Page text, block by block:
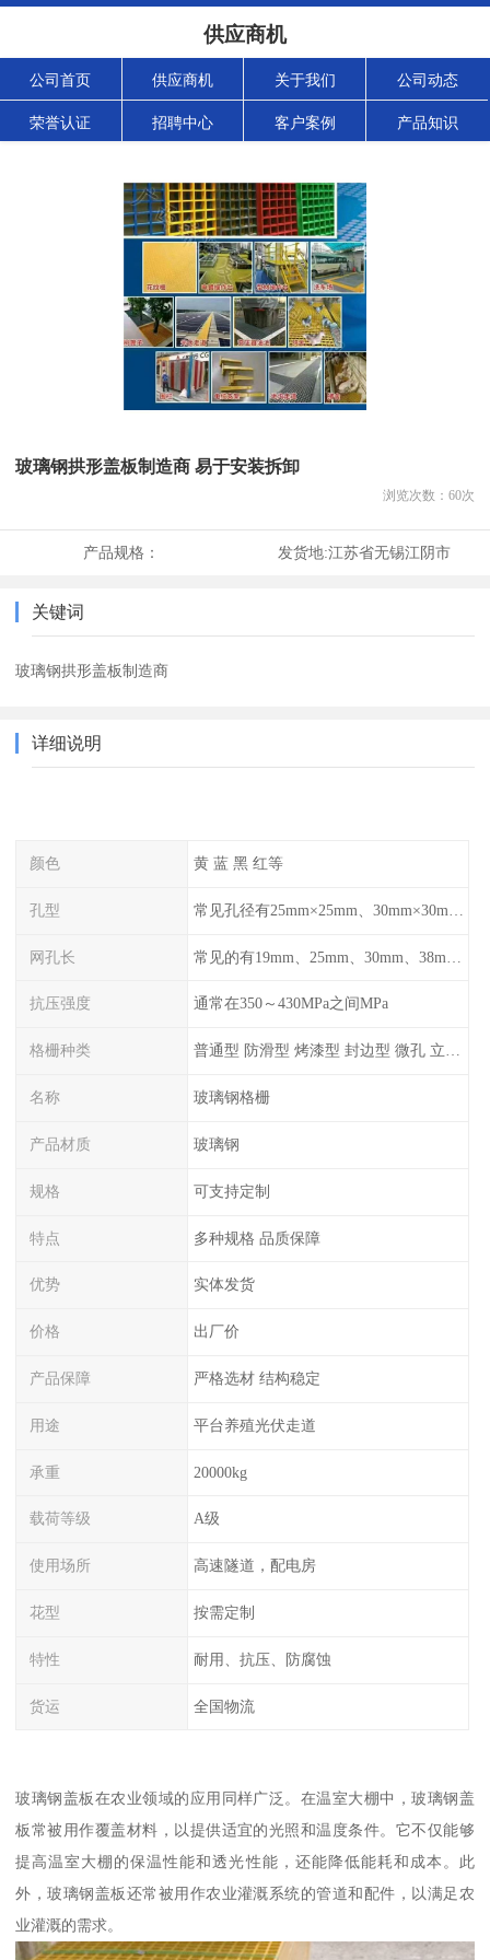
供应商机
公司首页 供应商机 关于我们 公司动态
荣誉认证 招聘中心 客户案例 产品知识
玻璃钢拱形盖板制造商 易于安装拆卸
浏览次数： 60次
产品规格： 发货地:江苏省无锡江阴市
关键词
玻璃钢拱形盖板制造商
详细说明
颜色 黄 蓝 黑 红等
孔型
网孔长
抗压强度 通常在350～430MPa之间MPa
格栅种类 普通型 防滑型 ‌烤漆型 封边型 ‌微孔 立体 加砂覆面型 平面型
名称 玻璃钢格栅
产品材质 玻璃钢
规格 可支持定制
特点 多种规格 品质保障
优势 实体发货
价格 出厂价
产品保障 严格选材 结构稳定
用途 平台养殖光伏走道
承重 20000kg
载荷等级 A级
使用场所 高速隧道，配电房
花型 按需定制
特性 耐用、抗压、防腐蚀
货运 全国物流
玻璃钢盖板在农业领域的应用同样广泛。在温室大棚中，玻璃钢盖
板常被用作覆盖材料，以提供适宜的光照和温度条件。它不仅能够
提高温室大棚的保温性能和透光性能，还能降低能耗和成本。此
外，玻璃钢盖板还常被用作农业灌溉系统的管道和配件，以满足农
业灌溉的需求。